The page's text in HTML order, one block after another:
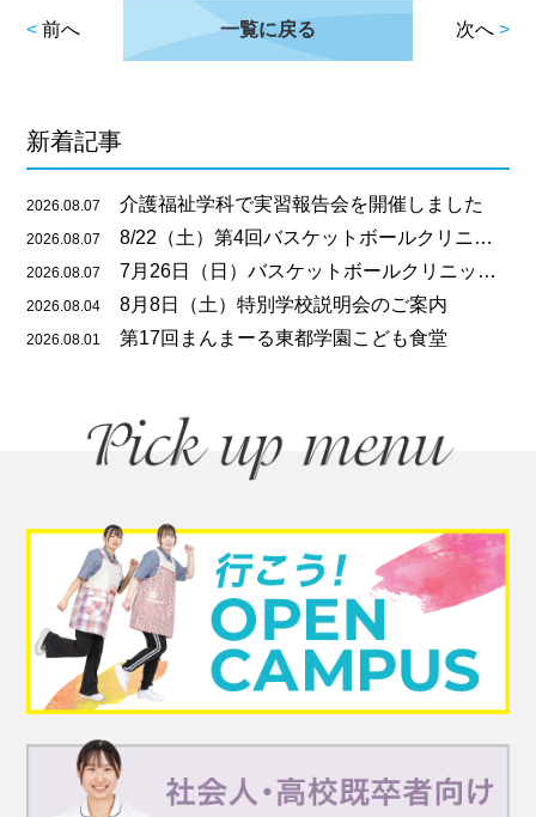
<前へ 一覧に戻る 次へ>
新着記事
2026.08.07 介護福祉学科で実習報告会を開催しました
2026.08.07 8/22（土）第4回バスケットボールクリニックのご案内
2026.08.07 7月26日（日）バスケットボールクリニックを開催しました
2026.08.04 8月8日（土）特別学校説明会のご案内
2026.08.01 第17回まんまーる東都学園こども食堂